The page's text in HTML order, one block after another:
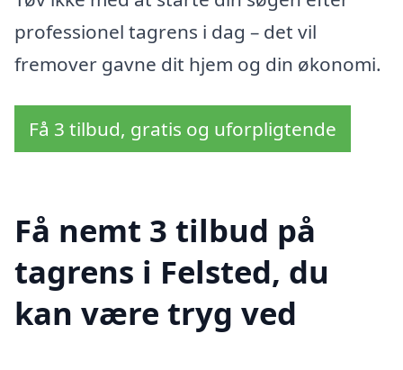
professionel tagrens i dag – det vil
fremover gavne dit hjem og din økonomi.
Få 3 tilbud, gratis og uforpligtende
Få nemt 3 tilbud på
tagrens i Felsted, du
kan være tryg ved